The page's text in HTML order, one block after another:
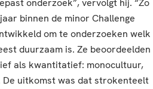
onderzoek”, vervolgt hij. “Zo
binnen de minor Challenge
om te onderzoeken welk
duurzaam is. Ze beoordeelden
als kwantitatief: monocultuur,
uitkomst was dat strokenteelt